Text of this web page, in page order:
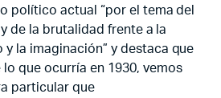
político actual “por el tema del
de la brutalidad frente a la
y la imaginación” y destaca que
lo que ocurría en 1930, vemos
particular que